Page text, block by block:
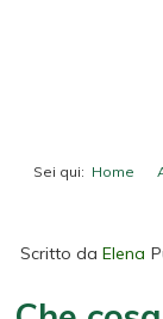
Sei qui: Home
Scritto da Elena